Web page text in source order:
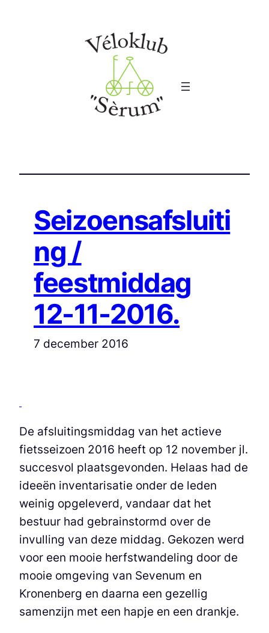
Seizoensafsluiti
ng /
feestmiddag
12-11-2016.
7 december 2016
De afsluitingsmiddag van het actieve
fietsseizoen 2016 heeft op 12 november jl.
succesvol plaatsgevonden. Helaas had de
ideeën inventarisatie onder de leden
weinig opgeleverd, vandaar dat het
bestuur had gebrainstormd over de
invulling van deze middag. Gekozen werd
voor een mooie herfstwandeling door de
mooie omgeving van Sevenum en
Kronenberg en daarna een gezellig
samenzijn met een hapje en een drankje.